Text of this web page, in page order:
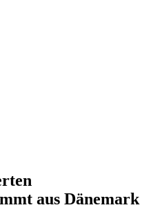
aus Dänemark